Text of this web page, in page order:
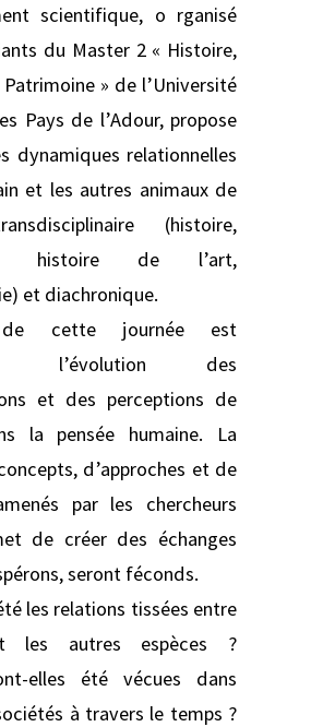
scientifique, o rganisé
du Master 2 « Histoire,
» de l’Université
Pays de l’Adour, propose
dynamiques relationnelles
et les autres animaux de
(histoire,
histoire de l’art,
et diachronique.
de cette journée est
l’évolution des
et des perceptions de
la pensée humaine. La
d’approches et de
par les chercheurs
de créer des échanges
seront féconds.
les relations tissées entre
les autres espèces ?
elles été vécues dans
à travers le temps ?